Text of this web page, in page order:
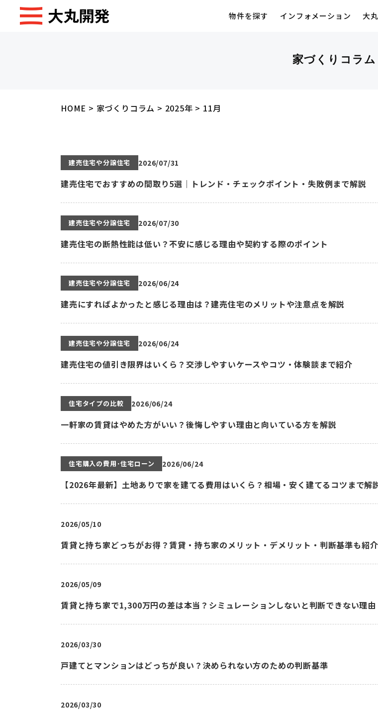
物件を探す インフォメーション 大
家づくりコラム
HOME > 家づくりコラム > 2025年 > 11月
建売住宅や分譲住宅 2026/07/31
建売住宅でおすすめの間取り5選｜トレンド・チェックポイント・失敗例まで解説
建売住宅や分譲住宅 2026/07/30
建売住宅の断熱性能は低い？不安に感じる理由や契約する際のポイント
建売住宅や分譲住宅 2026/06/24
建売にすればよかったと感じる理由は？建売住宅のメリットや注意点を解説
建売住宅や分譲住宅 2026/06/24
建売住宅の値引き限界はいくら？交渉しやすいケースやコツ・体験談まで紹介
住宅タイプの比較 2026/06/24
一軒家の賃貸はやめた方がいい？後悔しやすい理由と向いている方を解説
住宅購入の費用･住宅ローン 2026/06/24
【2026年最新】土地ありで家を建てる費用はいくら？相場・安く建てるコツまで解
2026/05/10
賃貸と持ち家どっちがお得？賃貸・持ち家のメリット・デメリット・判断基準も紹介
2026/05/09
賃貸と持ち家で1,300万円の差は本当？シミュレーションしないと判断できない理由
2026/03/30
戸建てとマンションはどっちが良い？決められない方のための判断基準
2026/03/30